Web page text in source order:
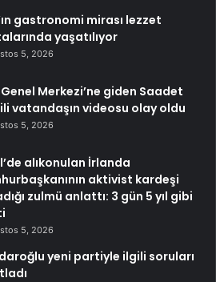
gastronomi mirası lezzet
yaşatılıyor
5, 2026
Genel Merkezi’ne giden Saadet
vatandaşın videosu olay oldu
5, 2026
alıkonulan İrlanda
aktivist kardeşi
zulmü anlattı: 3 gün 5 yıl gibi
5, 2026
yeni partiyle ilgili soruları